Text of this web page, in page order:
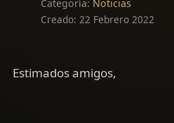
Categoría: Noticias
Creado: 22 Febrero 2022
Estimados amigos,